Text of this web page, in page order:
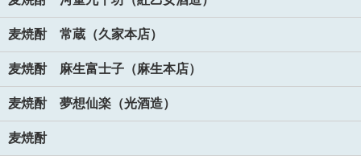
麦焼酎 常蔵（久家本店）
麦焼酎 麻生富士子（麻生本店）
麦焼酎 夢想仙楽（光酒造）
麦焼酎